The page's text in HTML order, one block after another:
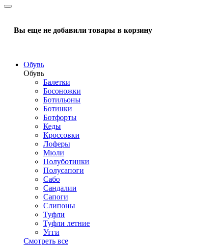
Вы еще не добавили товары в корзину
Обувь
Обувь
Балетки
Босоножки
Ботильоны
Ботинки
Ботфорты
Кеды
Кроссовки
Лоферы
Мюли
Полуботинки
Полусапоги
Сабо
Сандалии
Сапоги
Слипоны
Туфли
Туфли летние
Угги
Смотреть все